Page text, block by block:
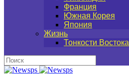
Франция
Южная Корея
Япония
Жизнь
Тонкости Востока